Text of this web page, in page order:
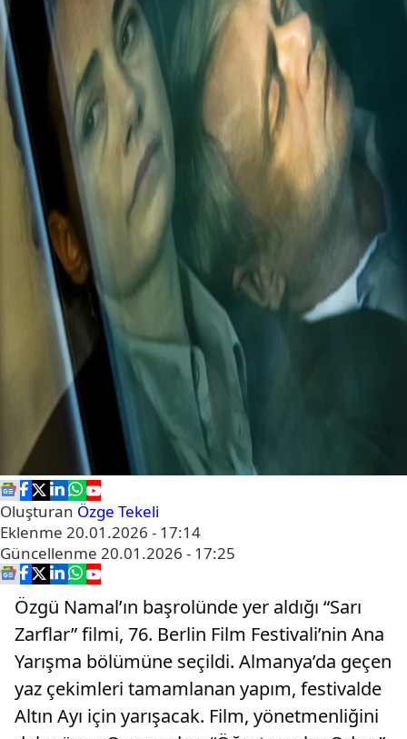
Oluşturan Özge Tekeli
Eklenme 20.01.2026 - 17:14
Güncellenme 20.01.2026 - 17:25
Özgü Namal’ın başrolünde yer aldığı “Sarı
Zarflar” filmi, 76. Berlin Film Festivali’nin Ana
Yarışma bölümüne seçildi. Almanya’da geçen
yaz çekimleri tamamlanan yapım, festivalde
Altın Ayı için yarışacak. Film, yönetmenliğini